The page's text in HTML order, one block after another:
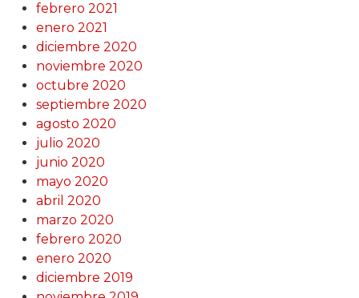
febrero 2021
enero 2021
diciembre 2020
noviembre 2020
octubre 2020
septiembre 2020
agosto 2020
julio 2020
junio 2020
mayo 2020
abril 2020
marzo 2020
febrero 2020
enero 2020
diciembre 2019